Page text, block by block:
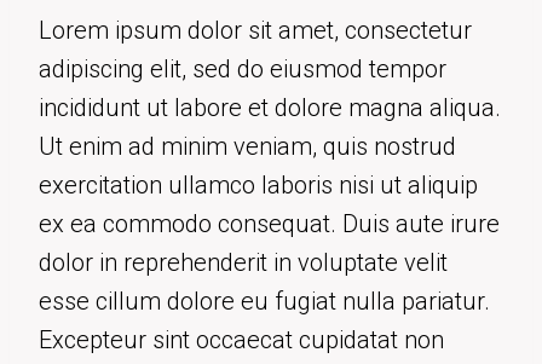
Lorem ipsum dolor sit amet, consectetur
adipiscing elit, sed do eiusmod tempor
incididunt ut labore et dolore magna aliqua.
Ut enim ad minim veniam, quis nostrud
exercitation ullamco laboris nisi ut aliquip
ex ea commodo consequat. Duis aute irure
dolor in reprehenderit in voluptate velit
esse cillum dolore eu fugiat nulla pariatur.
Excepteur sint occaecat cupidatat non